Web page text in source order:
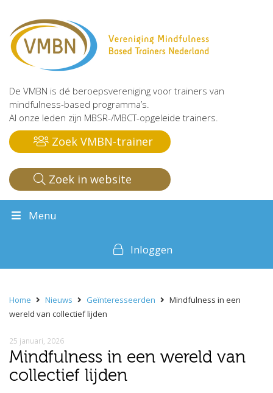
De VMBN is dé beroepsvereniging voor trainers van
mindfulness-based programma’s.
Al onze leden zijn MBSR-/MBCT-opgeleide trainers.
Zoek VMBN-trainer
Zoek in website
Menu
Inloggen
Home Nieuws Geïnteresseerden
Mindfulness in een
wereld van collectief lijden
25 januari, 2026
Mindfulness in een wereld van
collectief lijden